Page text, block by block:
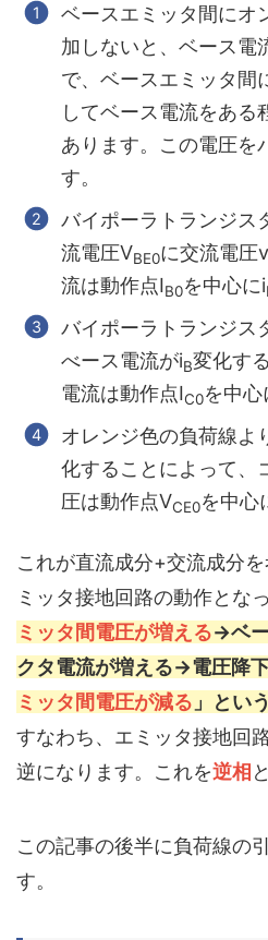
ベースエミッタ間にオ
加しないと、ベース電
で、ベースエミッタ間
してベース電流をある
あります。この電圧を
す。
バイポーラトランジス
流電圧VBE0に交流電圧v
流は動作点IB0を中心にi
バイポーラトランジス
べース電流がiB変化す
電流は動作点IC0を中心
オレンジ色の負荷線よ
化することによって、
圧は動作点VCE0を中心
これが直流成分+交流成分
ミッタ接地回路の動作とな
ミッタ間電圧が増える→ベ
クタ電流が増える→電圧降
ミッタ間電圧が減る 」とい
すなわち、エミッタ接地回
逆になります。これを逆相
この記事の後半に負荷線の
す。